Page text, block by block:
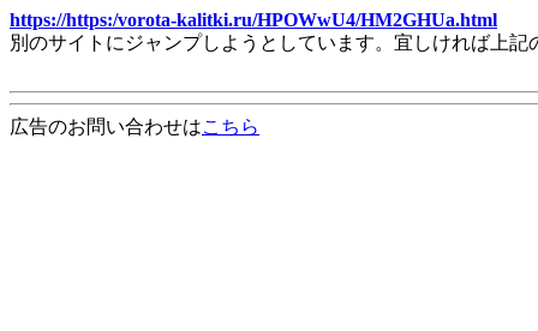
https://https:/vorota-kalitki.ru/HPOWwU4/HM2GHUa.html
別のサイトにジャンプしようとしています。宜しければ上
広告のお問い合わせはこちら